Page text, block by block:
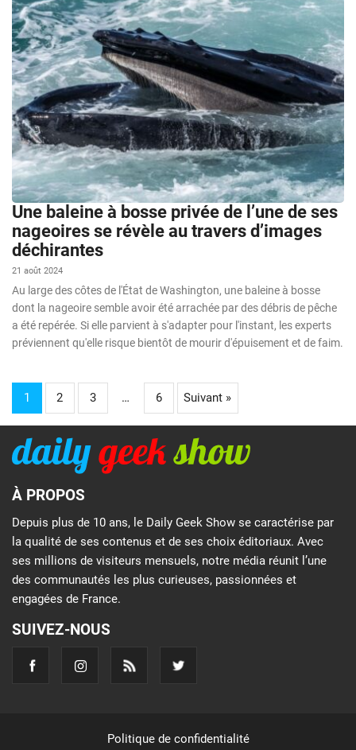
Une baleine à bosse privée de l’une de ses
nageoires se révèle au travers d’images
déchirantes
21 août 2024
Au large des côtes de l'État de Washington, une baleine à bosse
dont la nageoire semble avoir été arrachée par des débris de pêche
a été repérée. Si elle parvient à s'adapter pour l'instant, les experts
préviennent qu'elle risque bientôt de mourir d'épuisement et de faim.
1 2 3 … 6 Suivant »
À PROPOS
Depuis plus de 10 ans, le Daily Geek Show se caractérise par
la qualité de ses contenus et de ses choix éditoriaux. Avec
ses millions de visiteurs mensuels, notre média réunit l’une
des communautés les plus curieuses, passionnées et
engagées de France.
SUIVEZ-NOUS
Politique de confidentialité